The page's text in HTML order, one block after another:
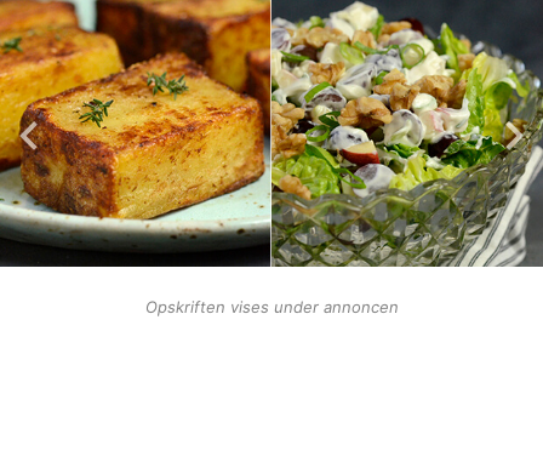
Opskriften vises under annoncen